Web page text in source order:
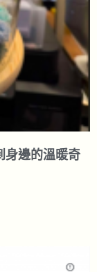
身邊的溫暖奇